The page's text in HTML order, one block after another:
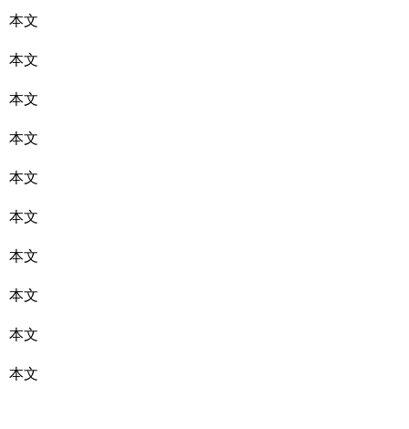
本文
本文
本文
本文
本文
本文
本文
本文
本文
本文